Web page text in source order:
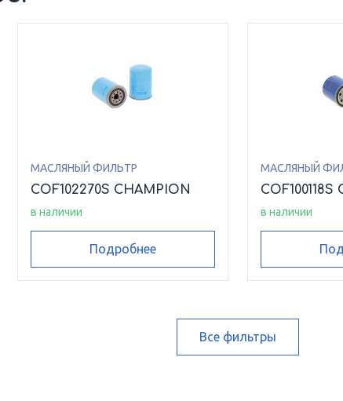
МАСЛЯНЫЙ ФИЛЬТР
COF102270S CHAMPION
в наличии
Подробнее
МАСЛЯНЫЙ
в наличии
Все фильтры